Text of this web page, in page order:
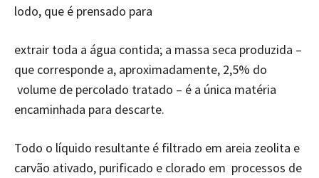
lodo, que é prensado para
extrair toda a água contida; a massa seca produzida –
que corresponde a, aproximadamente, 2,5% do
volume de percolado tratado – é a única matéria
encaminhada para descarte.
Todo o líquido resultante é filtrado em areia zeolita e
carvão ativado, purificado e clorado em processos de